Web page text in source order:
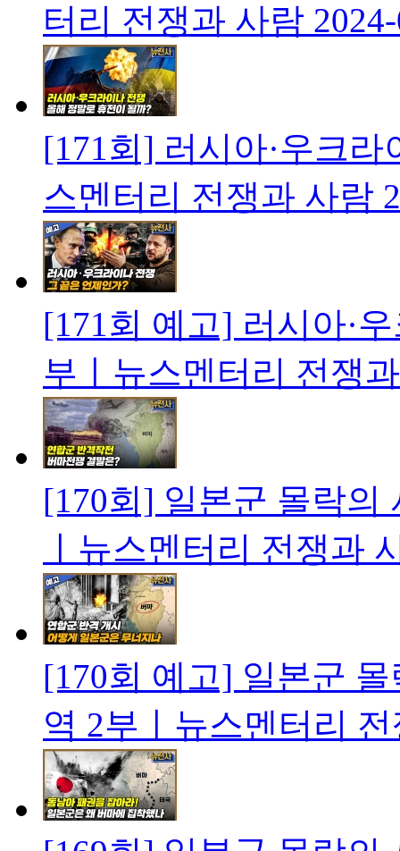
터리 전쟁과 사람
[171회] 러시아·우크
스멘터리 전쟁과 사람
[171회 예고] 러시아·
부ㅣ뉴스멘터리 전쟁
[170회] 일본군 몰락의
ㅣ뉴스멘터리 전쟁과
[170회 예고] 일본군
역 2부ㅣ뉴스멘터리